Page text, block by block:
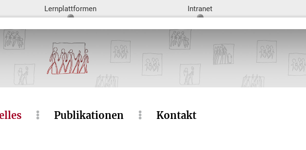
Lernplattformen Intranet
Publikationen Kontakt